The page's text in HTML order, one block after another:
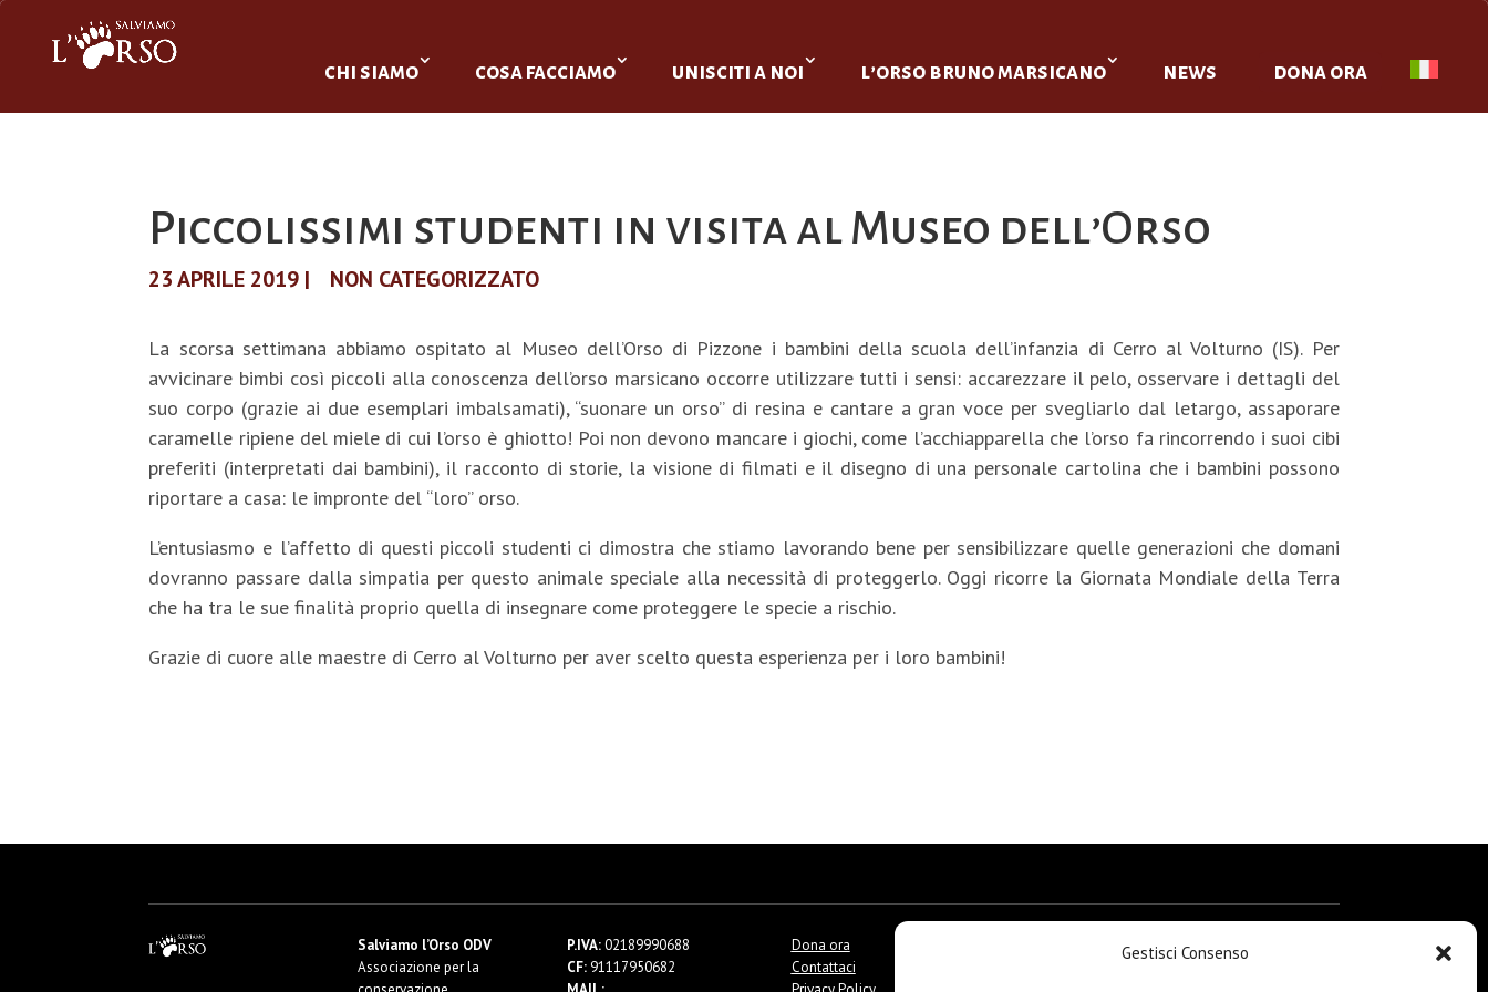
Gestisci Consenso
chi siamo cosa facciamo unisciti a noi l’orso bruno marsicano news dona ora
Piccolissimi studenti in visita al Museo dell’Orso
23 APRILE 2019 | NON CATEGORIZZATO
La scorsa settimana abbiamo ospitato al Museo dell’Orso di Pizzone i bambini della scuola dell’infanzia di Cerro al Volturno (IS). Per
avvicinare bimbi così piccoli alla conoscenza dell’orso marsicano occorre utilizzare tutti i sensi: accarezzare il pelo, osservare i dettagli del
suo corpo (grazie ai due esemplari imbalsamati), “suonare un orso” di resina e cantare a gran voce per svegliarlo dal letargo, assaporare
caramelle ripiene del miele di cui l’orso è ghiotto! Poi non devono mancare i giochi, come l’acchiapparella che l’orso fa rincorrendo i suoi cibi
preferiti (interpretati dai bambini), il racconto di storie, la visione di filmati e il disegno di una personale cartolina che i bambini possono
riportare a casa: le impronte del “loro” orso.
L’entusiasmo e l’affetto di questi piccoli studenti ci dimostra che stiamo lavorando bene per sensibilizzare quelle generazioni che domani
dovranno passare dalla simpatia per questo animale speciale alla necessità di proteggerlo. Oggi ricorre la Giornata Mondiale della Terra
che ha tra le sue finalità proprio quella di insegnare come proteggere le specie a rischio.
Grazie di cuore alle maestre di Cerro al Volturno per aver scelto questa esperienza per i loro bambini!
Salviamo l’Orso ODV
Associazione per la
P.IVA:02189990688
CF: 91117950682
Dona ora
Contattaci